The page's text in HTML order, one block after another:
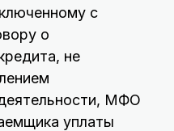
с
о
не
МФО
уплаты